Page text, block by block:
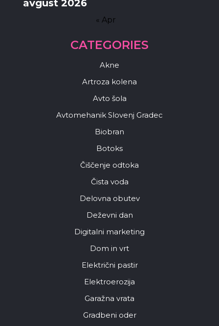
avgust 2026
« Apr
CATEGORIES
Akne
Artroza kolena
Avto šola
Avtomehanik Slovenj Gradec
Biobran
Botoks
Čiščenje odtoka
Čista voda
Delovna obutev
Deževni dan
Digitalni marketing
Dom in vrt
Električni pastir
Elektroerozija
Garažna vrata
Gradbeni oder